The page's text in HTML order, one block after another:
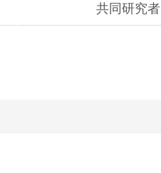
共同研究者